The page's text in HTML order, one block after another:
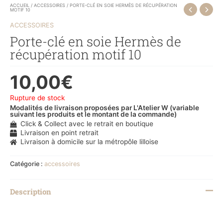
ACCUEIL / ACCESSOIRES / PORTE-CLÉ EN SOIE HERMÈS DE RÉCUPÉRATION
MOTIF 10
ACCESSOIRES
Porte-clé en soie Hermès de
récupération motif 10
10,00€
Rupture de stock
Modalités de livraison proposées par L'Atelier W (variable
suivant les produits et le montant de la commande)
Click & Collect avec le retrait en boutique
Livraison en point retrait
Livraison à domicile sur la métropôle lilloise
Catégorie : accessoires
Description